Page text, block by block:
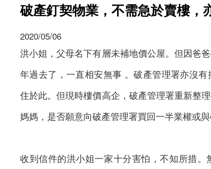
破產釘契物業，不需急於賣樓，
2020/05/06
洪小姐，父母名下有層未補地價公屋。但因爸
年過去了，一直相安無事 。破產管理署亦沒
住於此。但現時樓價高企，破產管理署重新整
媽媽，是否願意向破產管理署買回一半業權或與
收到信件的洪小姐一家十分害怕，不知所措